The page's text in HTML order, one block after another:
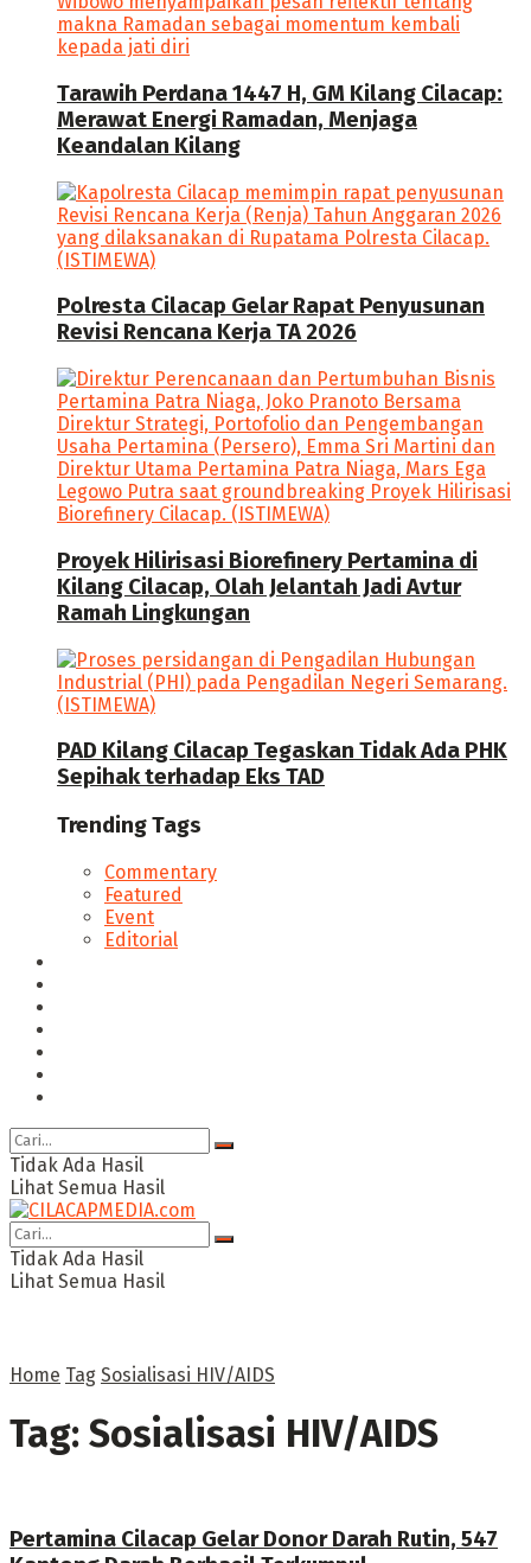
Tarawih Perdana 1447 H, GM Kilang Cilacap:
Merawat Energi Ramadan, Menjaga
Keandalan Kilang
Polresta Cilacap Gelar Rapat Penyusunan
Revisi Rencana Kerja TA 2026
Proyek Hilirisasi Biorefinery Pertamina di
Kilang Cilacap, Olah Jelantah Jadi Avtur
Ramah Lingkungan
PAD Kilang Cilacap Tegaskan Tidak Ada PHK
Sepihak terhadap Eks TAD
Trending Tags
Commentary
Featured
Event
Editorial
Tidak Ada Hasil
Lihat Semua Hasil
Tidak Ada Hasil
Lihat Semua Hasil
Home Tag Sosialisasi HIV/AIDS
Tag: Sosialisasi HIV/AIDS
Pertamina Cilacap Gelar Donor Darah Rutin, 547